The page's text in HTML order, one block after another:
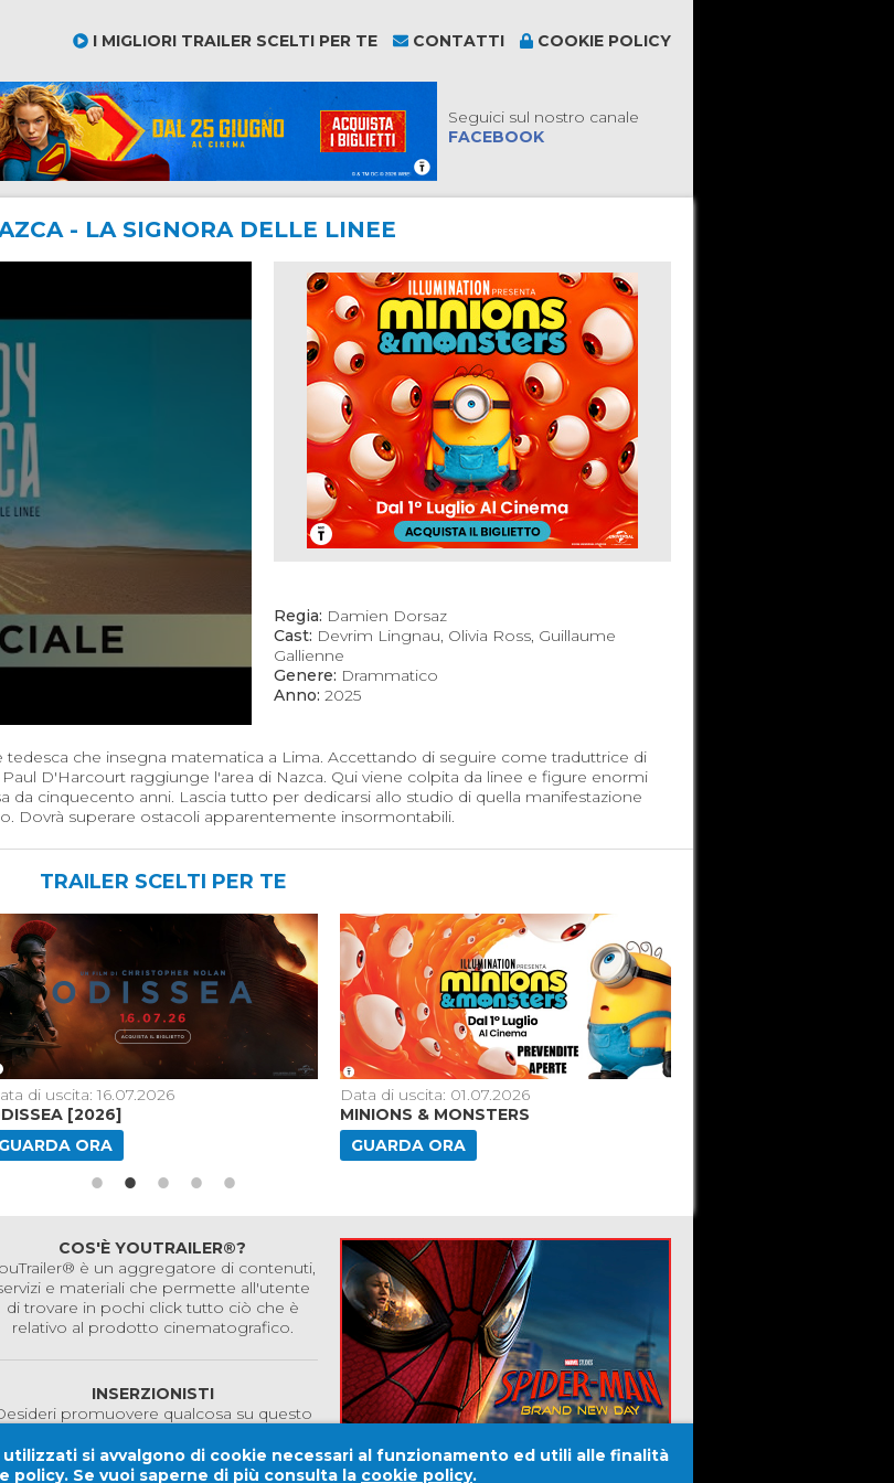
I MIGLIORI TRAILER SCELTI PER TE CONTATTI COOKIE POLICY
Seguici sul nostro canale
FACEBOOK
si avvalgono di cookie necessari al funzionamento ed utili alle finalità
policy. Se vuoi saperne di più consulta la cookie policy.
- LA SIGNORA DELLE LINEE
Regia: Damien Dorsaz
Cast: Devrim Lingnau, Olivia Ross, Guillaume
Gallienne
Genere: Drammatico
Anno: 2025
tedesca che insegna matematica a Lima. Accettando di seguire come traduttrice di
D'Harcourt raggiunge l'area di Nazca. Qui viene colpita da linee e figure enormi
da cinquecento anni. Lascia tutto per dedicarsi allo studio di quella manifestazione
Dovrà superare ostacoli apparentemente insormontabili.
TRAILER SCELTI PER TE
di uscita: 16.07.2026
[2026]
GUARDA ORA
Data di uscita: 01.07.2026
MINIONS & MONSTERS
GUARDA ORA
COS'È YOUTRAILER®?
è un aggregatore di contenuti,
e materiali che permette all'utente
di trovare in pochi click tutto ciò che è
relativo al prodotto cinematografico.
INSERZIONISTI
promuovere qualcosa su questo
Contattaci!